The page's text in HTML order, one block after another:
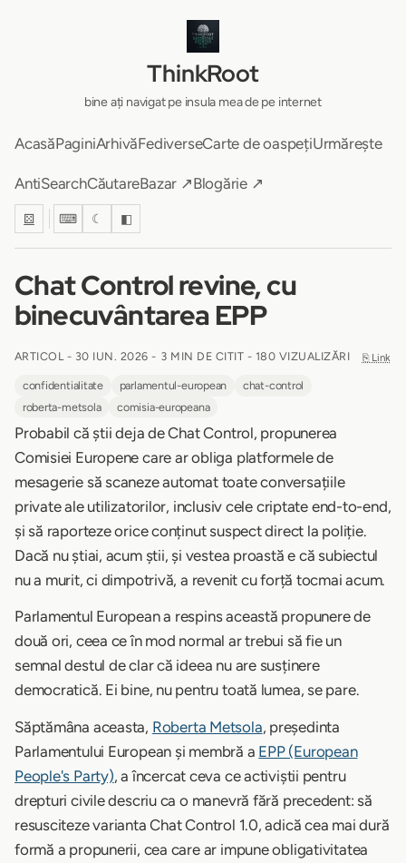
ThinkRoot
bine ați navigat pe insula mea de pe internet
AcasăPaginiArhivăFediverseCarte de oaspețiUrmărește
AntiSearchCăutareBazar ↗Blogărie ↗
⚄ ⌨ ☾ ◧
Chat Control revine, cu
binecuvântarea EPP
ARTICOL - 30 IUN. 2026 - 3 MIN DE CITIT - 180 VIZUALIZĂRI ⎘ Link
confidentialitate parlamentul-european
chat-control
roberta-metsola
comisia-europeana
Probabil că știi deja de Chat Control, propunerea
Comisiei Europene care ar obliga platformele de
mesagerie să scaneze automat toate conversațiile
private ale utilizatorilor, inclusiv cele criptate end-to-end,
și să raporteze orice conținut suspect direct la poliție.
Dacă nu știai, acum știi, și vestea proastă e că subiectul
nu a murit, ci dimpotrivă, a revenit cu forță tocmai acum.
Parlamentul European a respins această propunere de
două ori, ceea ce în mod normal ar trebui să fie un
semnal destul de clar că ideea nu are susținere
democratică. Ei bine, nu pentru toată lumea, se pare.
Săptămâna aceasta, Roberta Metsola, președinta
Parlamentului European și membră a EPP (European
People's Party), a încercat ceva ce activiștii pentru
drepturi civile descriu ca o manevră fără precedent: să
resusciteze varianta Chat Control 1.0, adică cea mai dură
formă a propunerii, cea care ar impune obligativitatea